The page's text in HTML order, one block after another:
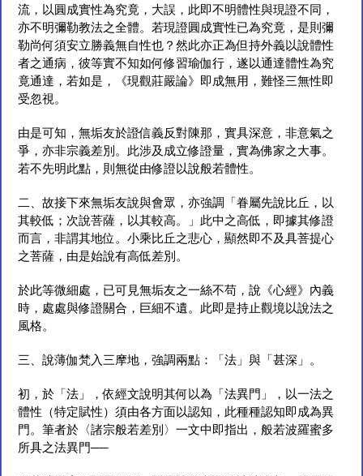
流，以圓成實性為究竟，大誤，此即不明體性與現證不同，
亦不明彌勒教法之全體。若現證圓成實性已為究竟，是則彌
勒尚何須安立勝義無自性也？然此亦正為但持外義以說體性
者之通病，彼等實不知如何修習瑜伽行，遂以通達體性為究
竟通達，若如是，《現觀莊嚴論》即成無用，難怪三無性即
受忽視。
由是可知，無垢友於證信義反對陳那，實具深意，非意氣之
爭，亦非宗義差別。此涉及成立修證量，實為佛家之大事。
若不先明此點，則無從由修證以說般若體性。
二、故接下來無垢友說與會眾，亦強調「眷屬先說比丘，以
其較低；次說菩薩，以其較高。」此中之高低，即據其修證
而言，非謂其地位。小乘比丘之悲心，顯然即不及具菩提心
之菩薩，由是始說有高低差別。
於此等微細處，已可見無垢友之一絲不苟，說《心經》內義
時，處處與修證關合，巨細不遺。此即是持止觀境以說法之
風格。
三、說薄伽梵入三摩地，強調兩點：「法」與「甚深」。
初，於「法」，依經文說明其何以為「法異門」，以一法之
體性（特定賦性）須由各方面以認知，此種種認知即成為異
門。筆者於〈諸宗般若差別〉一文中即指出，般若波羅蜜多
所具之法異門──